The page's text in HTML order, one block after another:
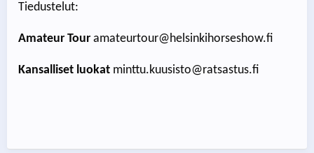
Tiedustelut:
Amateur Tour amateurtour@helsinkihorseshow.fi
Kansalliset luokat minttu.kuusisto@ratsastus.fi